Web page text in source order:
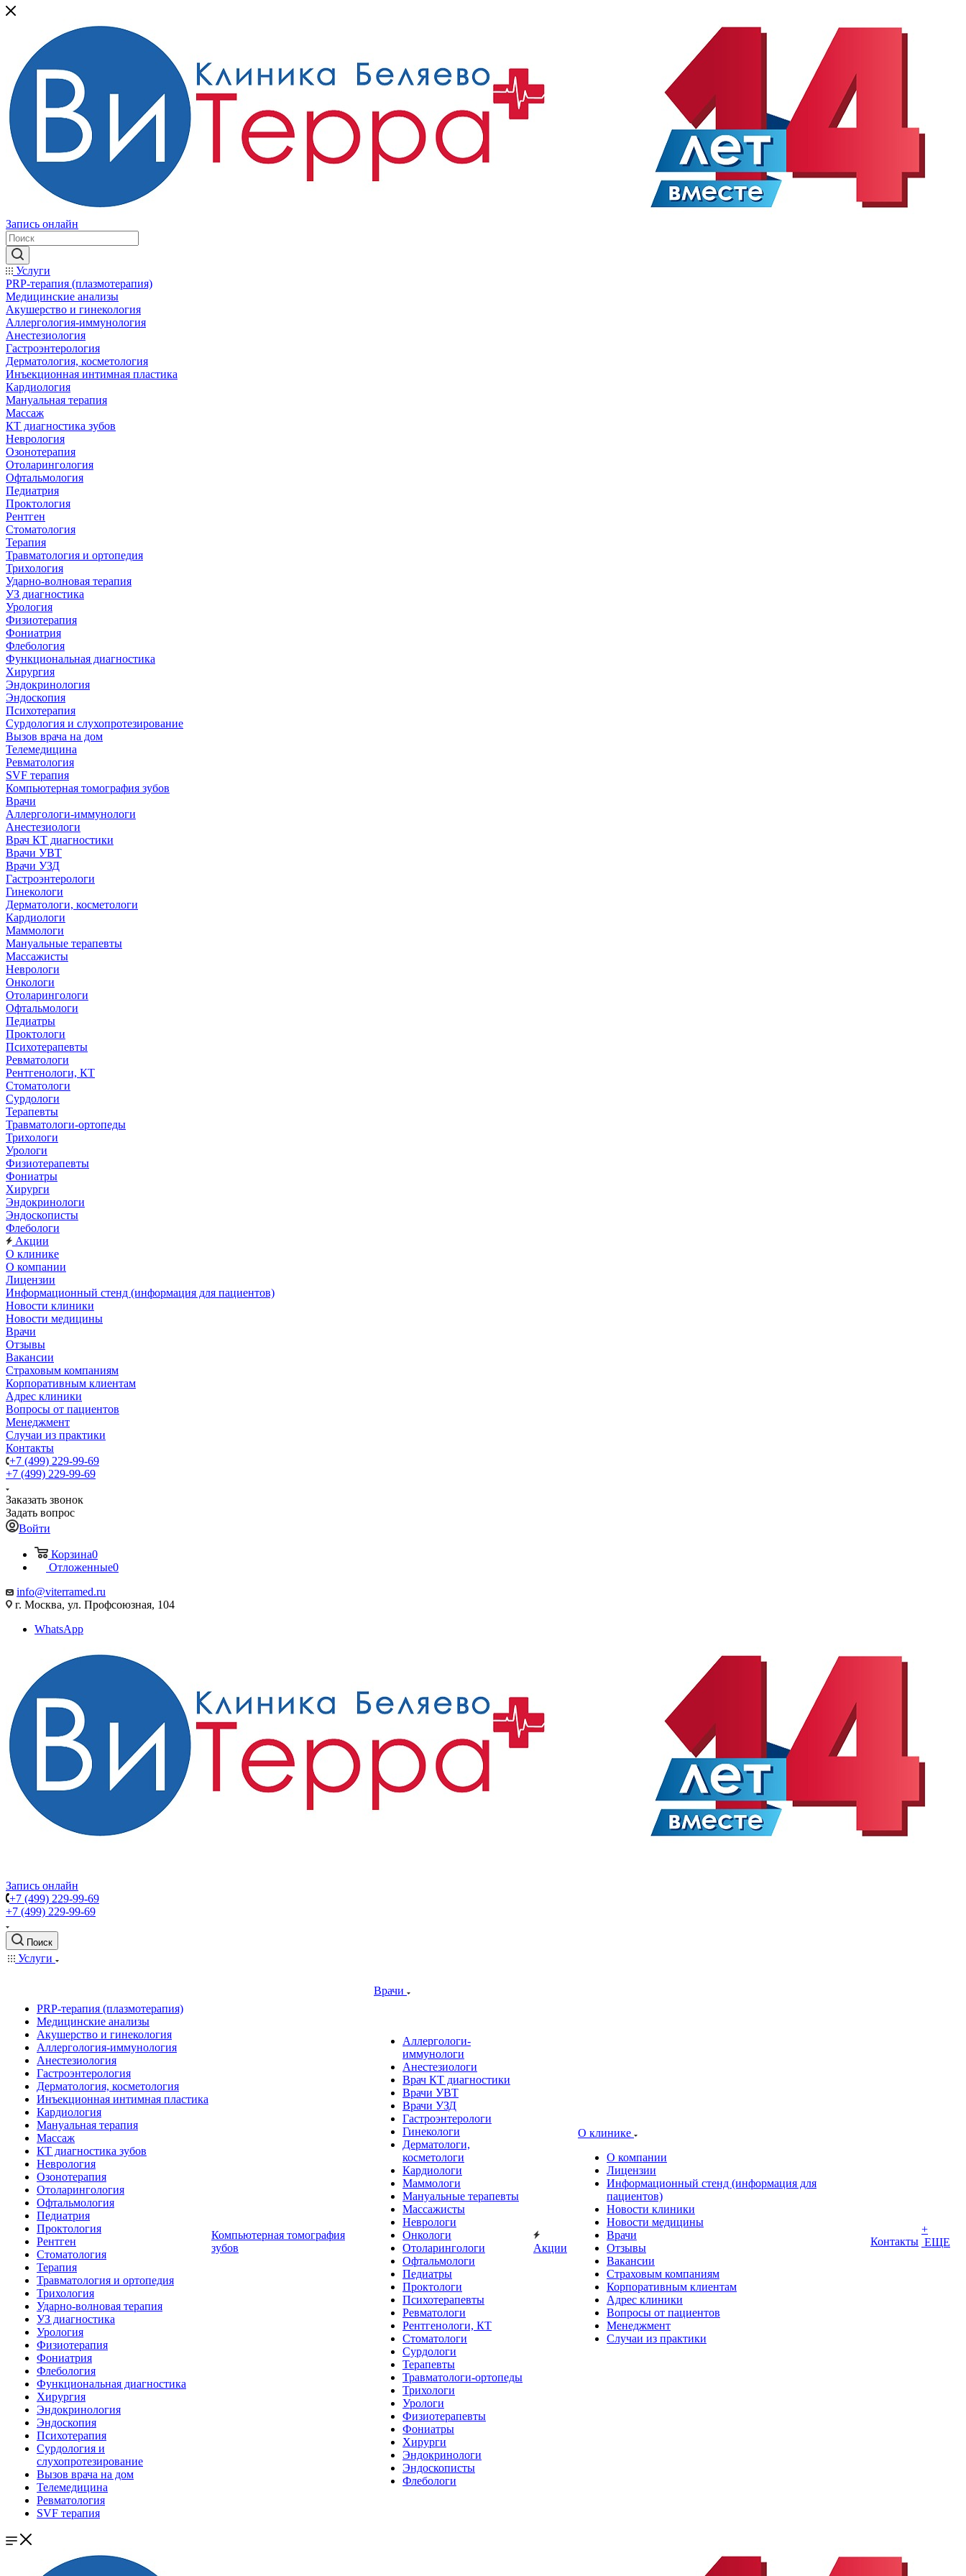
Запись онлайн
Услуги
PRP-терапия (плазмотерапия)
Медицинские анализы
Акушерство и гинекология
Аллергология-иммунология
Анестезиология
Гастроэнтерология
Дерматология, косметология
Инъекционная интимная пластика
Кардиология
Мануальная терапия
Массаж
КТ диагностика зубов
Неврология
Озонотерапия
Отоларингология
Офтальмология
Педиатрия
Проктология
Рентген
Стоматология
Терапия
Травматология и ортопедия
Трихология
Ударно-волновая терапия
УЗ диагностика
Урология
Физиотерапия
Фониатрия
Флебология
Функциональная диагностика
Хирургия
Эндокринология
Эндоскопия
Психотерапия
Сурдология и слухопротезирование
Вызов врача на дом
Телемедицина
Ревматология
SVF терапия
Компьютерная томография зубов
Врачи
Аллергологи-иммунологи
Анестезиологи
Врач КТ диагностики
Врачи УВТ
Врачи УЗД
Гастроэнтерологи
Гинекологи
Дерматологи, косметологи
Кардиологи
Маммологи
Мануальные терапевты
Массажисты
Неврологи
Онкологи
Отоларингологи
Офтальмологи
Педиатры
Проктологи
Психотерапевты
Ревматологи
Рентгенологи, КТ
Стоматологи
Сурдологи
Терапевты
Травматологи-ортопеды
Трихологи
Урологи
Физиотерапевты
Фониатры
Хирурги
Эндокринологи
Эндоскописты
Флебологи
Акции
О клинике
О компании
Лицензии
Информационный стенд (информация для пациентов)
Новости клиники
Новости медицины
Врачи
Отзывы
Вакансии
Страховым компаниям
Корпоративным клиентам
Адрес клиники
Вопросы от пациентов
Менеджмент
Случаи из практики
Контакты
+7 (499) 229-99-69
+7 (499) 229-99-69
Заказать звонок
Задать вопрос
Войти
Корзина0
Отложенные0
info@viterramed.ru
г. Москва, ул. Профсоюзная, 104
WhatsApp
Запись онлайн
+7 (499) 229-99-69
+7 (499) 229-99-69
Поиск
Услуги
PRP-терапия (плазмотерапия)
Медицинские анализы
Акушерство и гинекология
Аллергология-иммунология
Анестезиология
Гастроэнтерология
Дерматология, косметология
Инъекционная интимная пластика
Кардиология
Мануальная терапия
Массаж
КТ диагностика зубов
Неврология
Озонотерапия
Отоларингология
Офтальмология
Педиатрия
Проктология
Рентген
Стоматология
Терапия
Травматология и ортопедия
Трихология
Ударно-волновая терапия
УЗ диагностика
Урология
Физиотерапия
Фониатрия
Флебология
Функциональная диагностика
Хирургия
Эндокринология
Эндоскопия
Психотерапия
Сурдология и
слухопротезирование
Вызов врача на дом
Телемедицина
Ревматология
SVF терапия
Компьютерная томография
зубов
Врачи
Аллергологи-
иммунологи
Анестезиологи
Врач КТ диагностики
Врачи УВТ
Врачи УЗД
Гастроэнтерологи
Гинекологи
Дерматологи,
косметологи
Кардиологи
Маммологи
Мануальные терапевты
Массажисты
Неврологи
Онкологи
Отоларингологи
Офтальмологи
Педиатры
Проктологи
Психотерапевты
Ревматологи
Рентгенологи, КТ
Стоматологи
Сурдологи
Терапевты
Травматологи-ортопеды
Трихологи
Урологи
Физиотерапевты
Фониатры
Хирурги
Эндокринологи
Эндоскописты
Флебологи
Акции
О клинике
О компании
Лицензии
Информационный стенд (информация для
пациентов)
Новости клиники
Новости медицины
Врачи
Отзывы
Вакансии
Страховым компаниям
Корпоративным клиентам
Адрес клиники
Вопросы от пациентов
Менеджмент
Случаи из практики
Контакты
+
ЕЩЕ